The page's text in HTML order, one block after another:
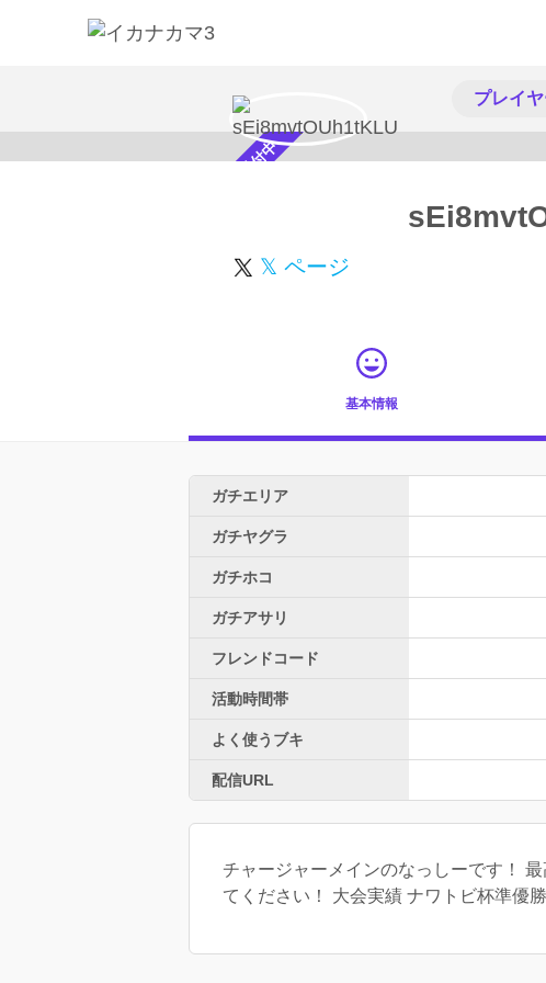
プレイ
スカウト受付中
𝕏 ページ
基本情報
ガチエリア
ガチヤグラ
ガチホコ
ガチアサリ
フレンドコード
活動時間帯
よく使うブキ
配信URL
チャージャーメインのなっしーです！
てください！ 大会実績 ナワトビ杯準優